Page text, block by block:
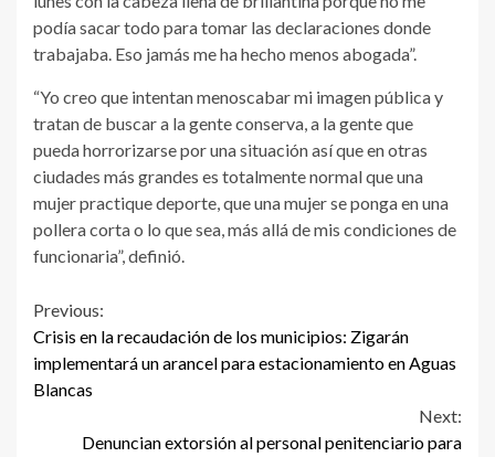
podía sacar todo para tomar las declaraciones donde
trabajaba. Eso jamás me ha hecho menos abogada”.
“Yo creo que intentan menoscabar mi imagen pública y
tratan de buscar a la gente conserva, a la gente que
pueda horrorizarse por una situación así que en otras
ciudades más grandes es totalmente normal que una
mujer practique deporte, que una mujer se ponga en una
pollera corta o lo que sea, más allá de mis condiciones de
funcionaria”, definió.
Continue
Reading
Previous:
Crisis en la recaudación de los municipios: Zigarán
implementará un arancel para estacionamiento en Aguas
Blancas
Next:
Denuncian extorsión al personal penitenciario para